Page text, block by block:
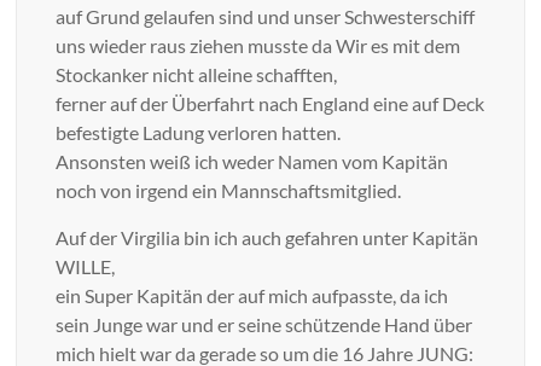
auf Grund gelaufen sind und unser Schwesterschiff
uns wieder raus ziehen musste da Wir es mit dem
Stockanker nicht alleine schafften,
ferner auf der Überfahrt nach England eine auf Deck
befestigte Ladung verloren hatten.
Ansonsten weiß ich weder Namen vom Kapitän
noch von irgend ein Mannschaftsmitglied.
Auf der Virgilia bin ich auch gefahren unter Kapitän
WILLE,
ein Super Kapitän der auf mich aufpasste, da ich
sein Junge war und er seine schützende Hand über
mich hielt war da gerade so um die 16 Jahre JUNG: